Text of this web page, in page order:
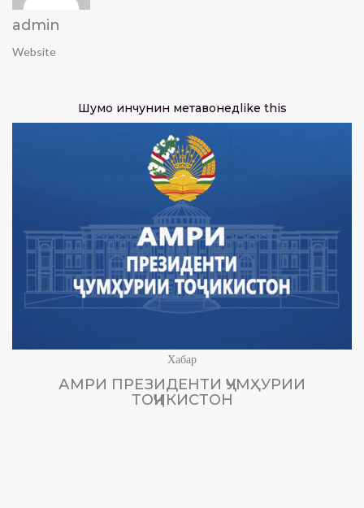
admin
Website
Шумо инчунин метавонедlike this
Хабар
АМРИ ПРЕЗИДЕНТИ ҶУМҲУРИИ
ТОҶИКИСТОН